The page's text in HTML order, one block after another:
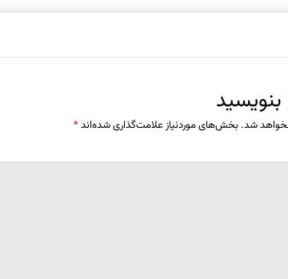
بنویسید
شد. بخش‌های موردنیاز علامت‌گذاری شده‌اند*